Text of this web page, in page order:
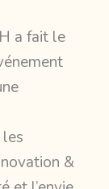
a fait le
&